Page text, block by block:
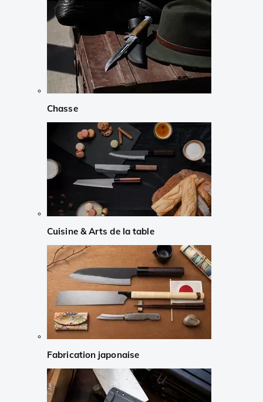
Chasse
Cuisine & Arts de la table
Fabrication japonaise